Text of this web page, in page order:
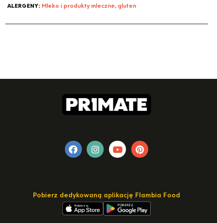
ALERGENY: Mleko i produkty mleczne, gluten
Pobierz dedykowaną aplikację Flambia Food